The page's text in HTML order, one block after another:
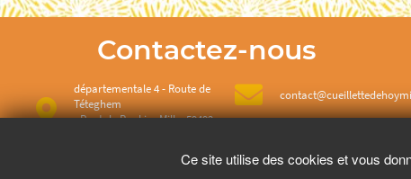
Contactez-nous
départementale 4 - Route de
Téteghem
- Pont de Benkies Mille, 59492
Ce site utilise des cookies et vous